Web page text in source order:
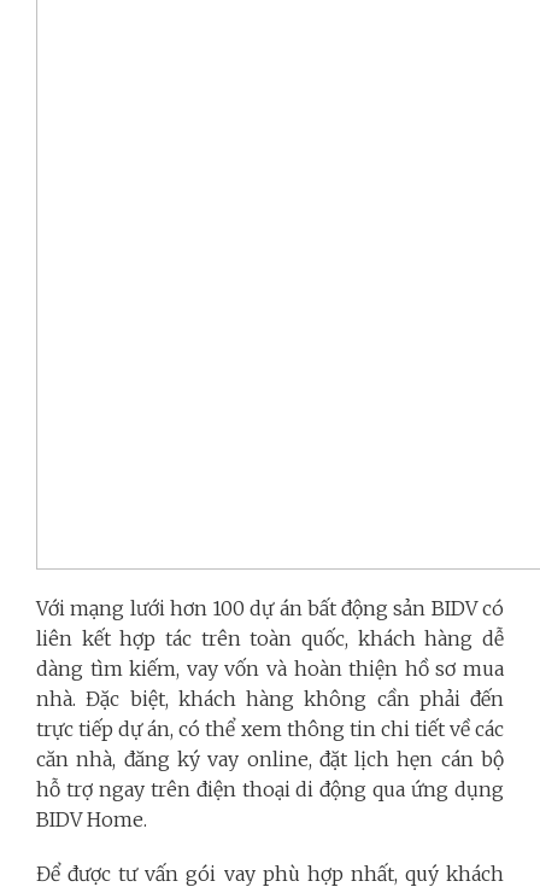
Với mạng lưới hơn 100 dự án bất động sản BIDV có
liên kết hợp tác trên toàn quốc, khách hàng dễ
dàng tìm kiếm, vay vốn và hoàn thiện hồ sơ mua
nhà. Đặc biệt, khách hàng không cần phải đến
trực tiếp dự án, có thể xem thông tin chi tiết về các
căn nhà, đăng ký vay online, đặt lịch hẹn cán bộ
hỗ trợ ngay trên điện thoại di động qua ứng dụng
BIDV Home.
Để được tư vấn gói vay phù hợp nhất, quý khách